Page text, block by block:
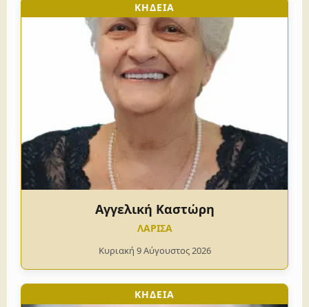
ΚΗΔΕΙΑ
Αγγελική Καστώρη
ΛΑΡΙΣΑ
Κυριακή 9 Αύγουστος 2026
ΚΗΔΕΙΑ